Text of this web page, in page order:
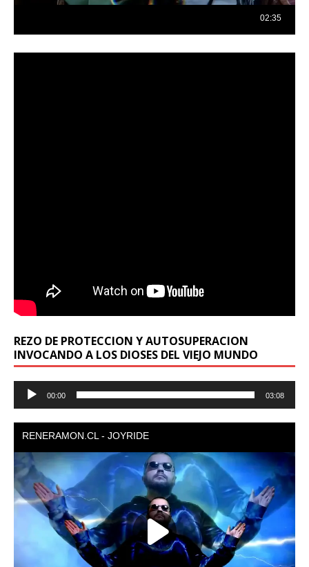
REZO DE PROTECCION Y AUTOSUPERACION
INVOCANDO A LOS DIOSES DEL VIEJO MUNDO
Reproductor
00:00 03:08